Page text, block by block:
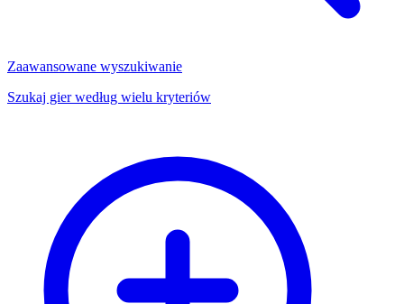
Zaawansowane wyszukiwanie
Szukaj gier według wielu kryteriów